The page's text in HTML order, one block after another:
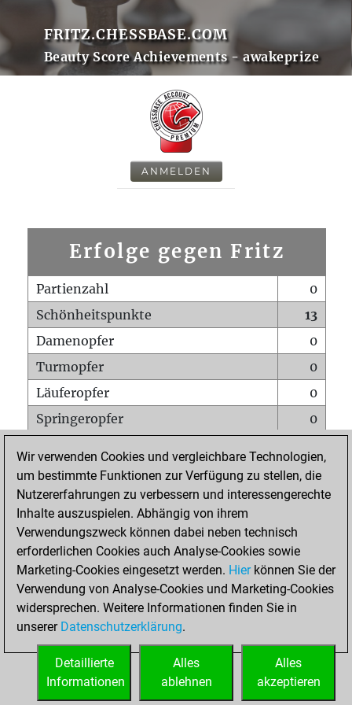
FRITZ.CHESSBASE.COM
Beauty Score Achievements - awakeprize
ANMELDEN
Erfolge gegen Fritz
Partienzahl
0
Schönheitspunkte
13
Damenopfer
0
Turmopfer
0
Läuferopfer
0
Springeropfer
0
Matt auf vollem Brett
0
Bauer setzt Matt
0
Erstickte Matts
Unterverwandlungen
Türme auf der siebten
0
STARTSEITE
Wir verwenden Cookies und vergleichbare Technologien,
um bestimmte Funktionen zur Verfügung zu stellen, die
Nutzererfahrungen zu verbessern und interessengerechte
Inhalte auszuspielen. Abhängig von ihrem
Verwendungszweck können dabei neben technisch
erforderlichen Cookies auch Analyse-Cookies sowie
Marketing-Cookies eingesetzt werden. Hierkönnen Sie der
Verwendung von Analyse-Cookies und Marketing-Cookies
widersprechen. Weitere Informationen finden Sie in
unserer Datenschutzerklärung.
Alles
akzeptieren
Alles
ablehnen
Detaillierte
Informationen